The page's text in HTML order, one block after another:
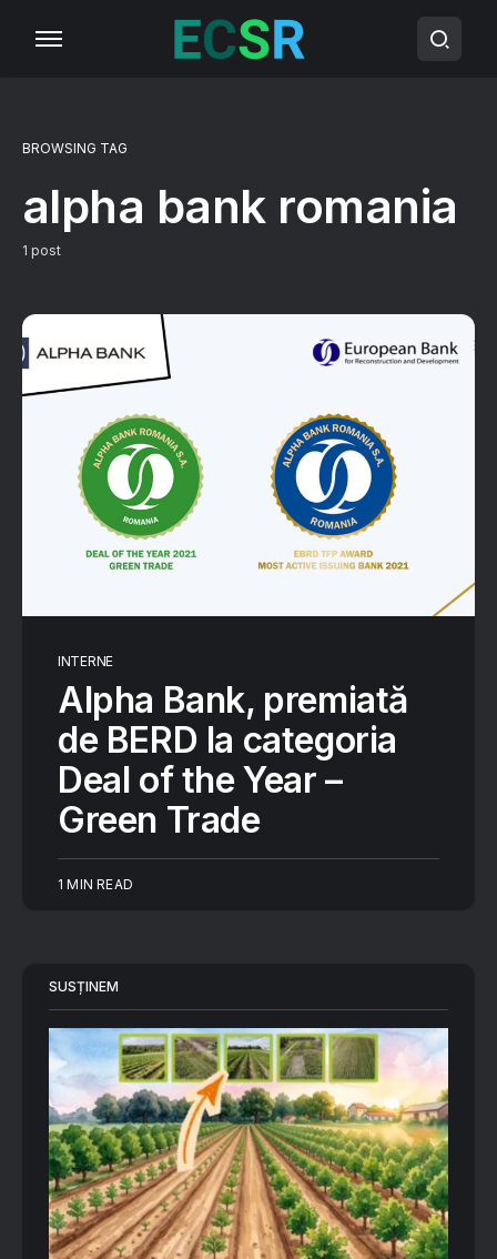
BROWSING TAG
alpha bank romania
1 post
INTERNE
Alpha Bank, premiată
de BERD la categoria
Deal of the Year –
Green Trade
1 MIN READ
SUSȚINEM